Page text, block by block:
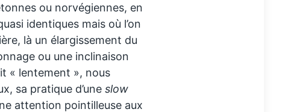
ou norvégiennes, en
identiques mais où l’on
là un élargissement du
ou une inclinaison
« lentement », nous
sa pratique d’une slow
attention pointilleuse aux